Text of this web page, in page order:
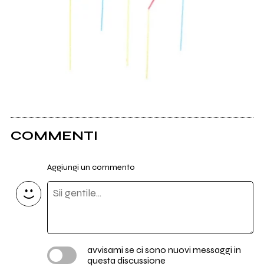
COMMENTI
Aggiungi un commento
avvisami se ci sono nuovi messaggi in
questa discussione